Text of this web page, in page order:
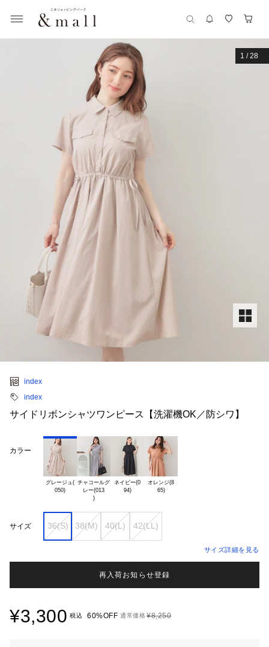
1 /28
index
index
サイドリボンシャツワンピース【洗濯機OK／防シワ】
カラー
グレージュ( チャコールグ
レー(013
)
ネイビー(0
94)
オレンジ(8
65)
サイズ 36(S) 38(M) 40(L) 42(LL)
サイズ詳細を見る
再入荷お知らせ登録
¥3,300 税込 60%OFF 通常価格¥8,250